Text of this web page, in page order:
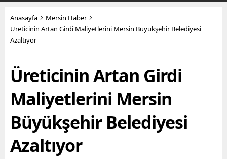
Anasayfa
Mersin Haber
Üreticinin Artan Girdi Maliyetlerini Mersin Büyükşehir Belediyesi
Azaltıyor
Üreticinin Artan Girdi
Maliyetlerini Mersin
Büyükşehir Belediyesi
Azaltıyor